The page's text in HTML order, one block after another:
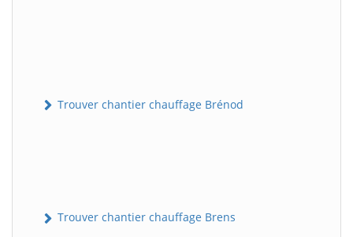
Trouver chantier chauffage Brénod
Trouver chantier chauffage Brens